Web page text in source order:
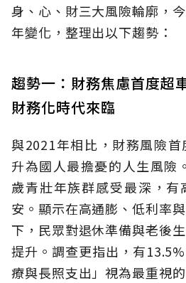
身、心、財三大風險輪廓，
年變化，整理出以下趨勢：
趨勢一：財務焦慮首度超
財務化時代來臨
與2021年相比，財務風險
升為國人最擔憂的人生風險
歲青壯年族群感受最深，有
安。顯示在高通膨、低利率
下，民眾對退休準備與老後
提升。調查更指出，有
療與長照支出」視為最重視